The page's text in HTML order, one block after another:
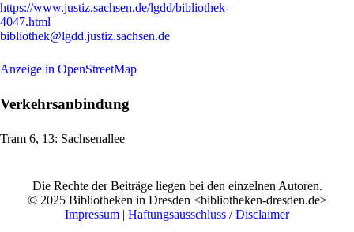
https://www.justiz.sachsen.de/lgdd/bibliothek-
4047.html
bibliothek@lgdd.justiz.sachsen.de
Anzeige in OpenStreetMap
Verkehrsanbindung
Tram 6, 13: Sachsenallee
Die Rechte der Beiträge liegen bei den einzelnen Autoren.
© 2025 Bibliotheken in Dresden <bibliotheken-dresden.de>
Impressum | Haftungsausschluss / Disclaimer